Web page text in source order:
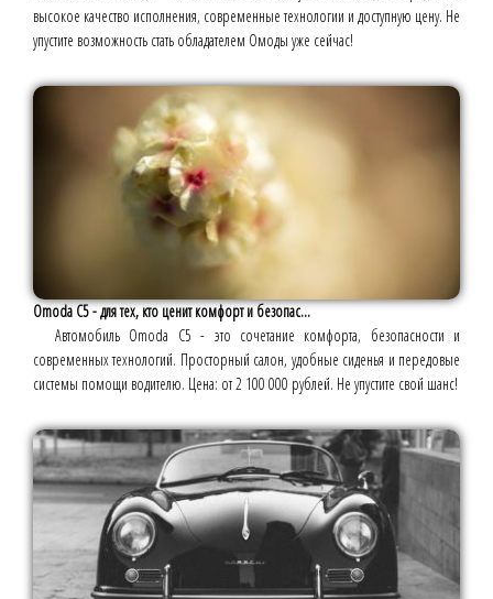
высокое качество исполнения, современные технологии и доступную цену. Не
упустите возможность стать обладателем Омоды уже сейчас!
Omoda C5 - для тех, кто ценит комфорт и безопас...
Автомобиль Omoda C5 - это сочетание комфорта, безопасности и
современных технологий. Просторный салон, удобные сиденья и передовые
системы помощи водителю. Цена: от 2 100 000 рублей. Не упустите свой шанс!